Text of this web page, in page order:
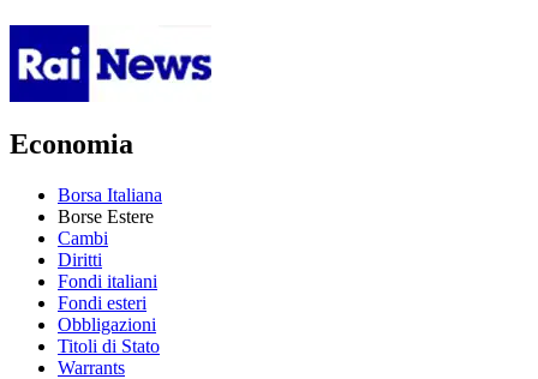
Economia
Borsa Italiana
Borse Estere
Cambi
Diritti
Fondi italiani
Fondi esteri
Obbligazioni
Titoli di Stato
Warrants